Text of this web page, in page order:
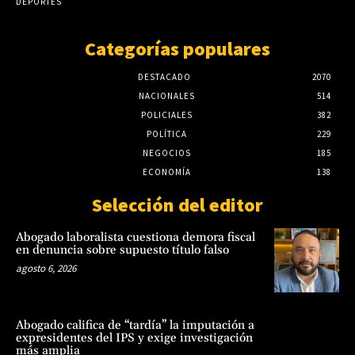
Categorías populares
DESTACADO
2070
NACIONALES
514
POLICIALES
382
POLÍTICA
229
NEGOCIOS
185
ECONOMÍA
138
Selección del editor
Abogado laboralista cuestiona demora fiscal
en denuncia sobre supuesto título falso
agosto 6, 2026
Abogado califica de “tardía” la imputación a
expresidentes del IPS y exige investigación
más amplia